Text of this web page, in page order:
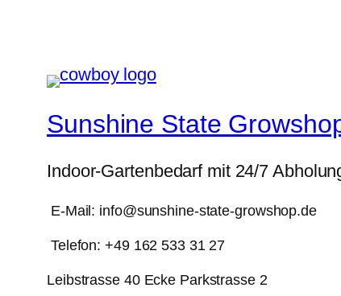
Sunshine State
Indoor-Gartenbedarf mit 24/7
E-Mail: info@sunshine-state-growshop.de
Telefon: +49 162 533 31 27
Leibstrasse 40 Ecke Parkstrasse 2